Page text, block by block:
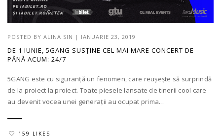
POSTED BY ALINA SIN | IANUARIE 23, 2019
DE 1 IUNIE, 5GANG SUSȚINE CEL MAI MARE CONCERT DE
PÂNĂ ACUM: 24/7
5GANG este cu siguranță un fenomen, care reușește să surprindă
de la proiect la proiect. Toate piesele lansate de tinerii cool care
au devenit vocea unei generații au ocupat prima...
159 LIKES